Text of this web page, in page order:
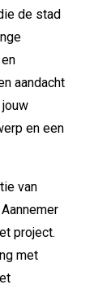
de stad
aandacht
en een
van
project.
met